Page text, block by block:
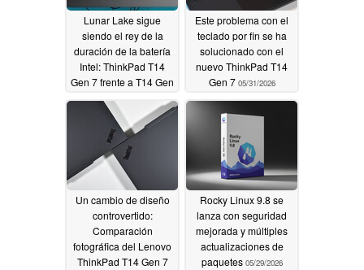
Lunar Lake sigue
siendo el rey de la
duración de la batería
Intel: ThinkPad T14
Gen 7 frente a T14 Gen
06/03/2026
Este problema con el
teclado por fin se ha
solucionado con el
nuevo ThinkPad T14
Gen 7 05/31/2026
Un cambio de diseño
controvertido:
Comparación
fotográfica del Lenovo
ThinkPad T14 Gen 7
Rocky Linux 9.8 se
lanza con seguridad
mejorada y múltiples
actualizaciones de
paquetes 05/29/2026